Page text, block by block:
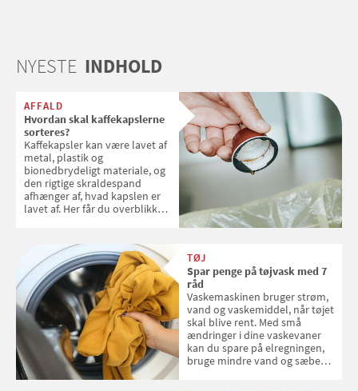
NYESTE INDHOLD
AFFALD
Hvordan skal kaffekapslerne
sorteres?
Kaffekapsler kan være lavet af
metal, plastik og
bionedbrydeligt materiale, og
den rigtige skraldespand
afhænger af, hvad kapslen er
lavet af. Her får du overblikket
TØJ
Spar penge på tøjvask med 7
råd
Vaskemaskinen bruger strøm,
vand og vaskemiddel, når tøjet
skal blive rent. Med små
ændringer i dine vaskevaner
kan du spare på elregningen,
bruge mindre vand og sæbe